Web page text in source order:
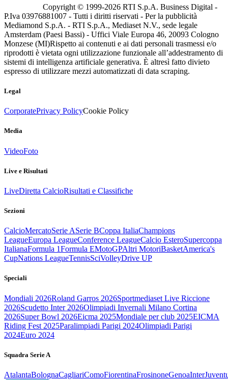
Copyright © 1999-2026 RTI S.p.A. Business Digital -
P.Iva 03976881007 - Tutti i diritti riservati - Per la pubblicità
Mediamond S.p.A. - RTI S.p.A., Mediaset N.V., sede legale
Amsterdam (Paesi Bassi) - Uffici Viale Europa 46, 20093 Cologno
Monzese (MI)Rispetto ai contenuti e ai dati personali trasmessi e/o
riprodotti è vietata ogni utilizzazione funzionale all’addestramento di
sistemi di intelligenza artificiale generativa. È altresì fatto divieto
espresso di utilizzare mezzi automatizzati di data scraping.
Legal
CorporatePrivacy PolicyCookie Policy
Media
VideoFoto
Live e Risultati
LiveDiretta CalcioRisultati e Classifiche
Sezioni
CalcioMercatoSerie ASerie BCoppa ItaliaChampions
LeagueEuropa LeagueConference LeagueCalcio EsteroSupercoppa
ItalianaFormula 1Formula EMotoGPAltri MotoriBasketAmerica's
CupNations LeagueTennisSciVolleyDrive UP
Speciali
Mondiali 2026Roland Garros 2026Sportmediaset Live Riccione
2026Scudetto Inter 2026Olimpiadi Invernali Milano Cortina
2026Super Bowl 2026Eicma 2025Mondiale per club 2025EICMA
Riding Fest 2025Paralimpiadi Parigi 2024Olimpiadi Parigi
2024Euro 2024
Squadra Serie A
AtalantaBolognaCagliariComoFiorentinaFrosinoneGenoaInter